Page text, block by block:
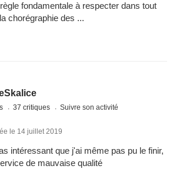
fondamentale à respecter dans tout
chorégraphie des ...
37 critiques Suivre son activité
le 14 juillet 2019
intéressant que j'ai même pas pu le finir,
de mauvaise qualité